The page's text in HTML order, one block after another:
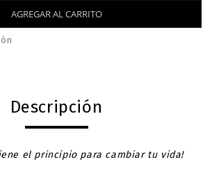
AGREGAR AL CARRITO
Descripción
el principio para cambiar tu vida!